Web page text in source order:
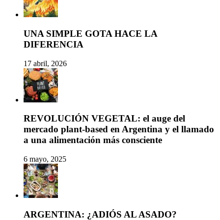
UNA SIMPLE GOTA HACE LA
DIFERENCIA
17 abril, 2026
REVOLUCIÓN VEGETAL: el auge del
mercado plant-based en Argentina y el llamado
a una alimentación más consciente
6 mayo, 2025
ARGENTINA: ¿ADIÓS AL ASADO?